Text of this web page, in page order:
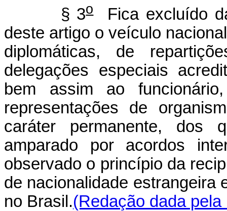
§ 3oFica excluído
deste artigo o veículo
diplomáticas, de
delegações especiais
bem assim ao
representações de
caráter permanente, dos
amparado por acordos
observado o princípio da
de nacionalidade estrangeira
no Brasil.(Redação dada